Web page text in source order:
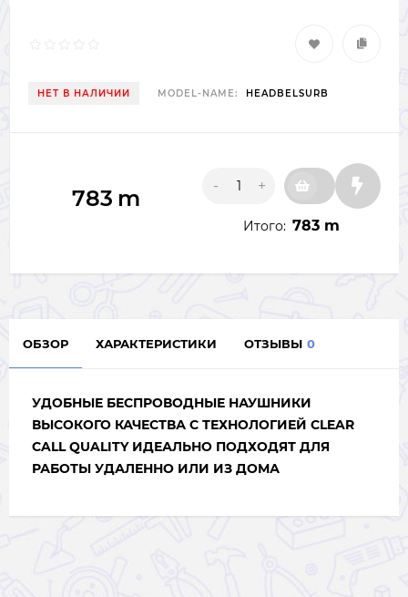
НЕТ В НАЛИЧИИ MODEL-NAME: HEADBELSURB
783 m - +
Итого: 783 m
ОБЗОР ХАРАКТЕРИСТИКИ ОТЗЫВЫ 0
УДОБНЫЕ БЕСПРОВОДНЫЕ НАУШНИКИ
ВЫСОКОГО КАЧЕСТВА С ТЕХНОЛОГИЕЙ CLEAR
CALL QUALITY ИДЕАЛЬНО ПОДХОДЯТ ДЛЯ
РАБОТЫ УДАЛЕННО ИЛИ ИЗ ДОМА